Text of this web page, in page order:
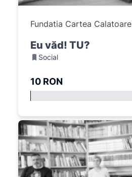
Fundatia Cartea Calatoare
Eu văd! TU?
Social
10 RON